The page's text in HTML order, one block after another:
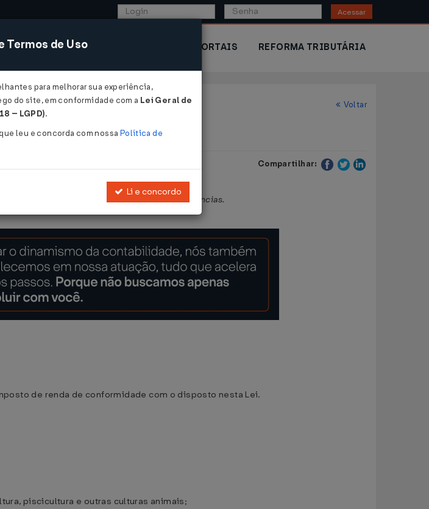
Acessar
COMÉRCIO EXTERIOR PORTAIS REFORMA TRIBUTÁRIA
Voltar
Compartilhar:
resultado da atividade rural e dá outras providências.
de renda de conformidade com o disposto nesta Lei.
piscicultura e outras culturas animais;
Termos de Uso
para melhorar sua experiência,
do site, em conformidade com a Lei Geral de
– LGPD).
leu e concorda com nossa Política de
Li e concordo